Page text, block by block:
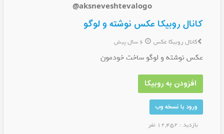
@aksneveshtevalogo
کانال روبیکا عکس نوشته و لوگو
کانال روبیکا عکس
عکس نوشته و لوگو ساخت خودمون
افزودن به روبیکا
ورود با نسخه وب
بازدید : 12,452 نفر